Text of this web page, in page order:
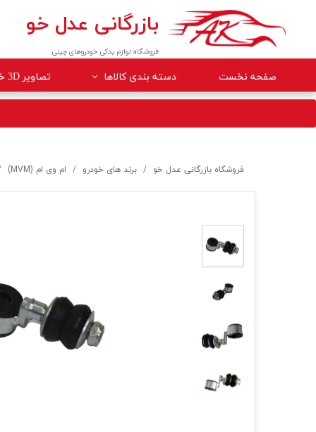
فروشگاه لوازم یدکی خودروهای چینی
بازرگانی عدل خو
صفحه نخست دسته بندی کالاها
جلوبندی
قالپاق، رینگ و لاستیک
تصاویر 3D خودروها
فروشگاه بازرگانی عدل خو برند های خودرو ام وی ام (MVM)